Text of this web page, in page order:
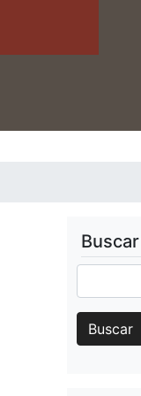
Buscar
Buscar